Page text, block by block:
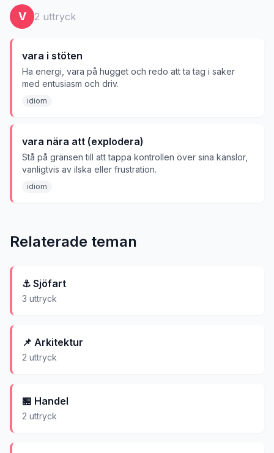
V 2 uttryck
vara i stöten
Ha energi, vara på hugget och redo att ta tag i saker
med entusiasm och driv.
idiom
vara nära att (explodera)
Stå på gränsen till att tappa kontrollen över sina känslor,
vanligtvis av ilska eller frustration.
idiom
Relaterade teman
⚓ Sjöfart
3 uttryck
📌 Arkitektur
2 uttryck
🏪 Handel
2 uttryck